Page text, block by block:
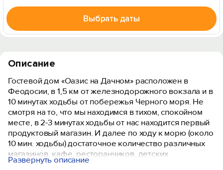
Выбрать даты
Описание
Гостевой дом «Оазис на Дачном» расположен в
Феодосии, в 1,5 км от железнодорожного вокзала и в
10 минутах ходьбы от побережья Черного моря. Не
смотря на то, что мы находимся в тихом, спокойном
месте, в 2-3 минутах ходьбы от нас находится первый
продуктовый магазин. И далее по ходу к морю (около
10 мин. ходьбы) достаточное количество различных
магазинов, кафе, ресторанчиков, детских
развлечений.
Развернуть описание